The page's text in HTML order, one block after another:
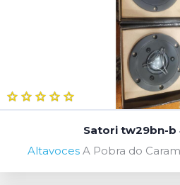
Satori tw29bn-b
Altavoces A Pobra do